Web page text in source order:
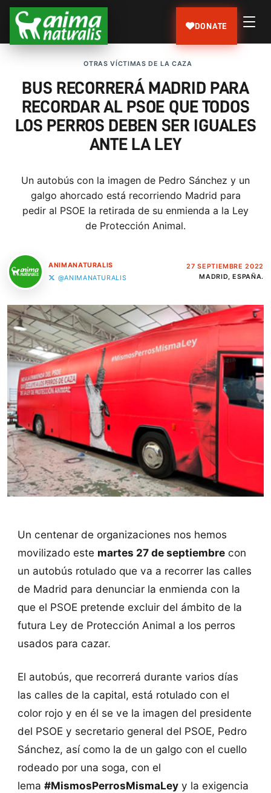
DONATE
OTRAS VÍCTIMAS DE LA CAZA
BUS RECORRERÁ MADRID PARA
RECORDAR AL PSOE QUE TODOS
LOS PERROS DEBEN SER IGUALES
ANTE LA LEY
Un autobús con la imagen de Pedro Sánchez y un
galgo ahorcado está recorriendo Madrid para
pedir al PSOE la retirada de su enmienda a la Ley
de Protección Animal.
ANIMANATURALIS
@ANIMANATURALIS
27 SEPTIEMBRE 2022
MADRID, ESPAÑA.
Un centenar de organizaciones nos hemos
movilizado este martes 27 de septiembrecon
un autobús rotulado que va a recorrer las calles
de Madrid para denunciar la enmienda con la
que el PSOE pretende excluir del ámbito de la
futura Ley de Protección Animal a los perros
usados para cazar.
El autobús, que recorrerá durante varios días
las calles de la capital, está rotulado con el
color rojo y en él se ve la imagen del presidente
del PSOE y secretario general del PSOE, Pedro
Sánchez, así como la de un galgo con el cuello
rodeado por una soga, con el
lema #MismosPerrosMismaLeyy la exigencia